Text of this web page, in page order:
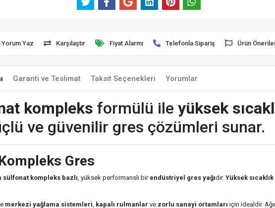
Yorum Yaz Karşılaştır Fiyat Alarmı Telefonla Sipariş Ürün
Garanti ve Teslimat Taksit Seçenekleri Yorumlar
kompleksformülü ileyüksek
ve güvenilir gres çözümleri sunar.
Gres
sülfonat kompleks bazlı, yüksek performanslı bir endüstriyel gres yağıdır.Yüksek sıcaklık
merkezi yağlama sistemleri, kapalı rulmanlar ve zorlu sanayi ortamları için idealdir.